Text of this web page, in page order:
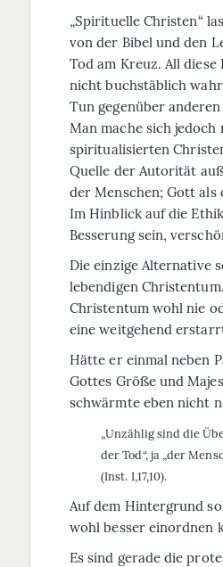
„Spirituelle Christen“
von der Bibel und den
Tod am Kreuz. All
nicht buchstäblich
Tun gegenüber
Man mache sich
spiritualisierten
Quelle der Autorität
der Menschen; Gott
Im Hinblick auf die
Besserung sein,
Die einzige Alternative
lebendigen
Christentum wohl nie
eine weitgehend
Hätte er einmal neben
Gottes Größe und
schwärmte eben nicht
„Unzählig sind die
der Tod“, ja „der
(Inst. I,17,10).
Auf dem Hinter­grund
wohl besser einordnen
Es sind gerade die